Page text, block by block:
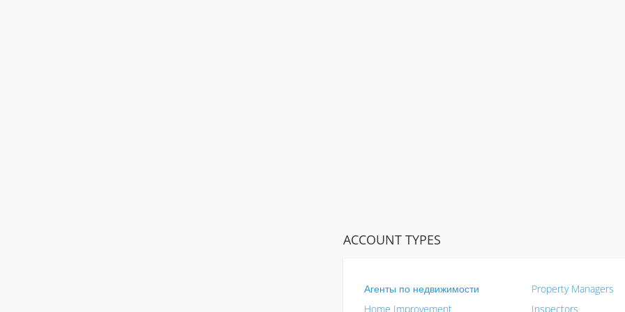
ACCOUNT TYPES
Агенты по недвижимости Property Managers
Home Improvement
Inspectors